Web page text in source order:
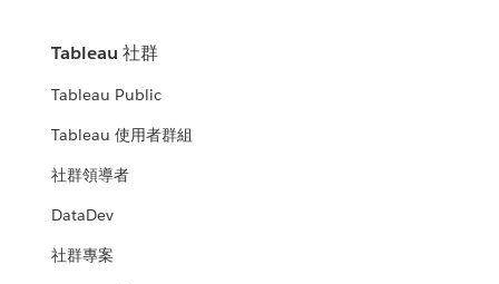
Tableau 社群
Tableau Public
Tableau 使用者群組
社群領導者
DataDev
社群專案